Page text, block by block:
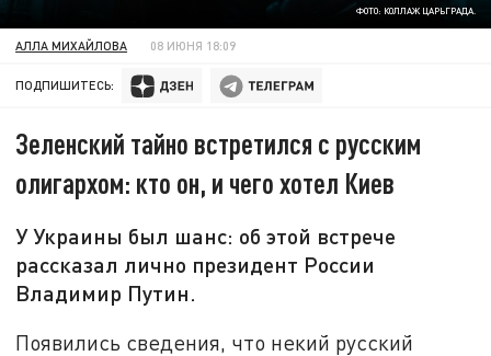
ФОТО: КОЛЛАЖ ЦАРЬГРАДА.
АЛЛА МИХАЙЛОВА 08 ИЮНЯ 18:09
ПОДПИШИТЕСЬ:
Зеленский тайно встретился с русским
олигархом: кто он, и чего хотел Киев
У Украины был шанс: об этой встрече
рассказал лично президент России
Владимир Путин.
Появились сведения, что некий русский